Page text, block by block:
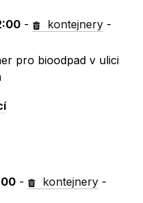
- kontejnery -
pro bioodpad v ulici
- kontejnery -